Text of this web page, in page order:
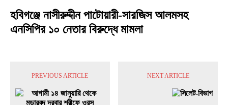
হবিগঞ্জে নাসীরুদ্দীন পাটোয়ারী-সারজিস আলমসহ
এনসিপির ১০ নেতার বিরুদ্ধে মামলা
PREVIOUS ARTICLE NEXT ARTICLE